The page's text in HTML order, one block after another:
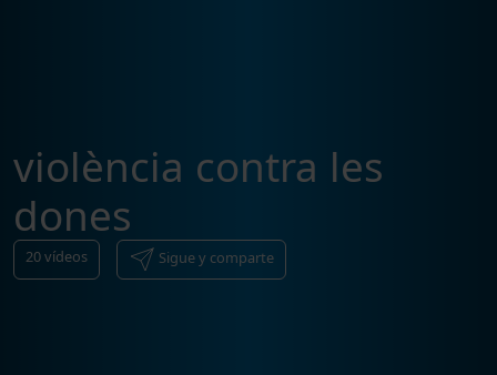
violència contra les
dones
20vídeos Sigue y comparte